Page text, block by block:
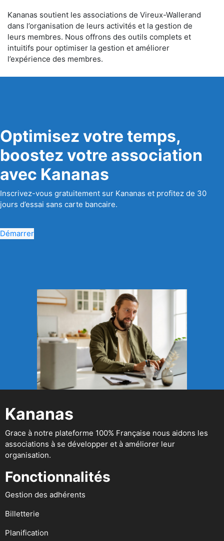
Kananas soutient les associations de Vireux-Wallerand
dans l’organisation de leurs activités et la gestion de
leurs membres. Nous offrons des outils complets et
intuitifs pour optimiser la gestion et améliorer
l’expérience des membres.
Optimisez votre temps,
boostez votre association
avec Kananas
Inscrivez-vous gratuitement sur Kananas et profitez de 30
jours d’essai sans carte bancaire.
Démarrer
Kananas
Grace à notre plateforme 100% Française nous aidons les
associations à se développer et à améliorer leur
organisation.
Fonctionnalités
Gestion des adhérents
Billetterie
Planification